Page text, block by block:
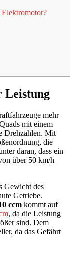
Leistung
mehr
mit einem
Drehzahlen. Mit
die
daran, dass ein
über 50 km/h
Gewicht des
Getriebe.
ccm kommt auf
, da die Leistung
sind. Dem
da das Gefährt